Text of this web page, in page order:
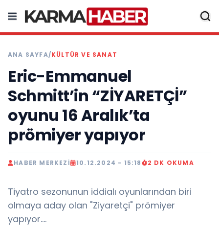
ANA SAYFA/KÜLTÜR VE SANAT
Eric-Emmanuel
Schmitt’in “ZİYARETÇİ”
oyunu 16 Aralık’ta
prömiyer yapıyor
HABER MERKEZI 10.12.2024 - 15:18 2 DK OKUMA
Tiyatro sezonunun iddialı oyunlarından biri
olmaya aday olan "Ziyaretçi" prömiyer
yapıyor....